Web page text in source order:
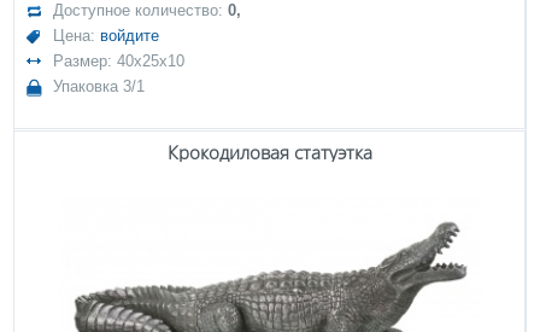
Доступное количество:0,
Цена: войдите
Размер: 40x25x10
Упаковка 3/1
Крокодиловая статуэтка